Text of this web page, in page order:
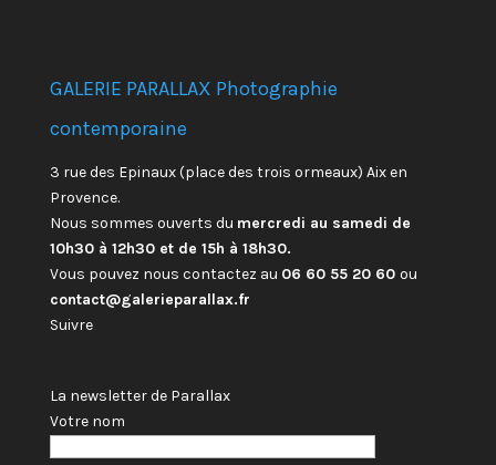
GALERIE PARALLAX Photographie
contemporaine
3 rue des Epinaux (place des trois ormeaux) Aix en
Provence.
Nous sommes ouverts du mercredi au samedi de
10h30 à 12h30 et de 15h à 18h30.
Vous pouvez nous contactez au 06 60 55 20 60 ou
contact@galerieparallax.fr
Suivre
La newsletter de Parallax
Votre nom